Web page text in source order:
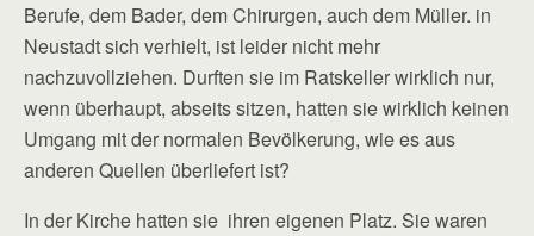
Berufe, dem Bader, dem Chirurgen, auch dem Müller. in
Neustadt sich verhielt, ist leider nicht mehr
nachzuvollziehen. Durften sie im Ratskeller wirklich nur,
wenn überhaupt, abseits sitzen, hatten sie wirklich keinen
Umgang mit der normalen Bevölkerung, wie es aus
anderen Quellen überliefert ist?
In der Kirche hatten sie ihren eigenen Platz. Sie waren